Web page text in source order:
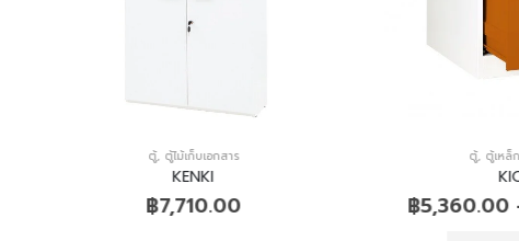
ตู้,ตู้เหล็กเก็บเอกสาร
5,360.00 –